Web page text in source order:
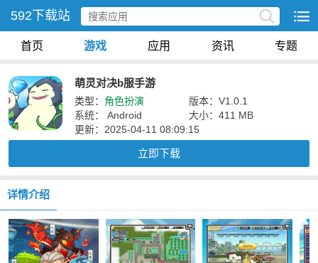
592下载站
首页 游戏 应用 资讯 专题
萌灵对决b服手游
类型： 角色扮演
版本：V1.0.1
系统： Android
大小：411 MB
更新：2025-04-11 08:09:15
立即下载
详情介绍